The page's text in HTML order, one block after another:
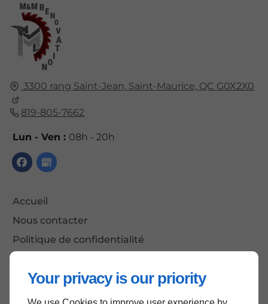
Your privacy is our priority
3300 rang Saint-Jean, Saint-Maurice, QC G0X2X0
819-805-7662
Lun - Ven : 08h - 20h
Accueil
Nous contacter
Politique de confidentialité